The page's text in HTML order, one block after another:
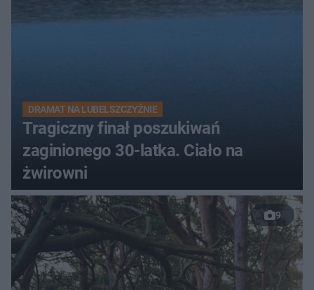
DRAMAT NA LUBELSZCZYŹNIE
Tragiczny finał poszukiwań
zaginionego 30-latka. Ciało na
żwirowni
9